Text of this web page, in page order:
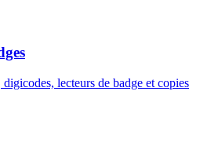
lecteurs de badge et copies